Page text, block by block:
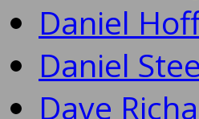
Daniel
Daniel
Dave